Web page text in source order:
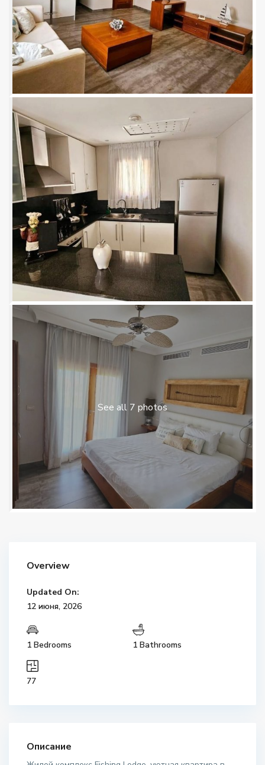
See all 7 photos
Overview
Updated On:
12 июня, 2026
1 Bedrooms 1 Bathrooms
77
Описание